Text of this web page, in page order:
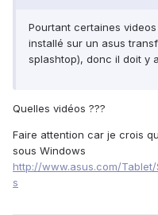
Pourtant certaines
installé sur un asus
splashtop), donc il doit y
Quelles vidéos ???
Faire attention car je crois
sous Windows
http://www.asus.com/Tablet/
s